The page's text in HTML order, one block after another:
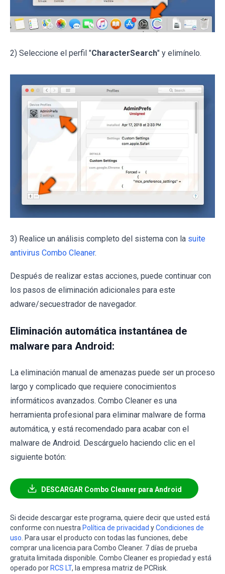
2) Seleccione el perfil "CharacterSearch" y elimínelo.
3) Realice un análisis completo del sistema con la suite
antivirus Combo Cleaner.
Después de realizar estas acciones, puede continuar con
los pasos de eliminación adicionales para este
adware/secuestrador de navegador.
Eliminación automática instantánea de
malware para Android:
La eliminación manual de amenazas puede ser un proceso
largo y complicado que requiere conocimientos
informáticos avanzados. Combo Cleaner es una
herramienta profesional para eliminar malware de forma
automática, y está recomendado para acabar con el
malware de Android. Descárguelo haciendo clic en el
siguiente botón:
DESCARGAR Combo Cleaner para Android
Si decide descargar este programa, quiere decir que usted está
conforme con nuestra Política de privacidad yCondiciones de
uso. Para usar el producto con todas las funciones, debe
comprar una licencia para Combo Cleaner. 7 días de prueba
gratuita limitada disponible. Combo Cleaner es propiedad y está
operado por RCS LT, la empresa matriz de PCRisk.